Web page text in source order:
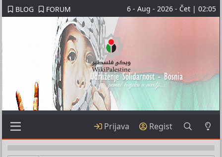
BLOG FORUM 6 - Aug - 2026 - Čet | 02:05
Prijava Regist